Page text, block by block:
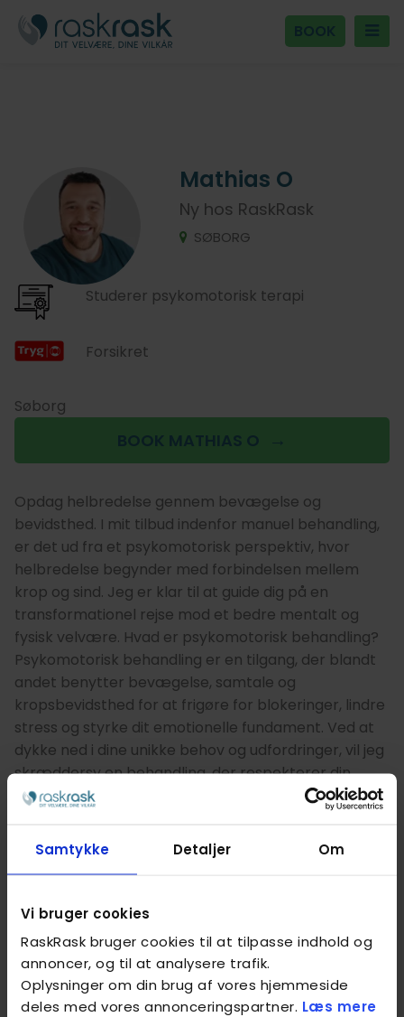
Samtykke Detaljer Om
Vi bruger cookies
RaskRask bruger cookies til at tilpasse indhold og
annoncer, og til at analysere trafik.
Oplysninger om din brug af vores hjemmeside
deles med vores annonceringspartner. Læs mere
BOOK
Mathias O
Ny hos RaskRask
SØBORG
Studerer psykomotorisk terapi
Forsikret
Søborg
BOOK MATHIAS O
Opdag helbredelse gennem bevægelse og
bevidsthed. I mit tilbud indenfor manuel behandling,
er det ud fra et psykomotorisk perspektiv, hvor
helbredelse begynder med forbindelsen mellem
krop og sind. Jeg er klar til at guide dig på en
transformationel rejse mod et bedre mentalt og
fysisk velvære. Hvad er psykomotorisk behandling?
Psykomotorisk behandling er en tilgang, der blandt
andet benytter bevægelse, samtale og
kropsbevidsthed for at frigøre for blokeringer, lindre
stress og styrke dit emotionelle fundament. Ved at
dykke ned i dine unikke behov og udfordringer, vil jeg
skræddersy en behandling, der respekterer din
krops visdom og dine mentale ressourcer og arbejde
mod velvære. Jeg kan tilbyde manuel behandling og
afspænding - og hjælpe dig til at opnå større
bevidsthed om egen krop, lindre spændinger,
bevægelsesfriheden og styrke forbindelsen mellem
Eksamineret behandler